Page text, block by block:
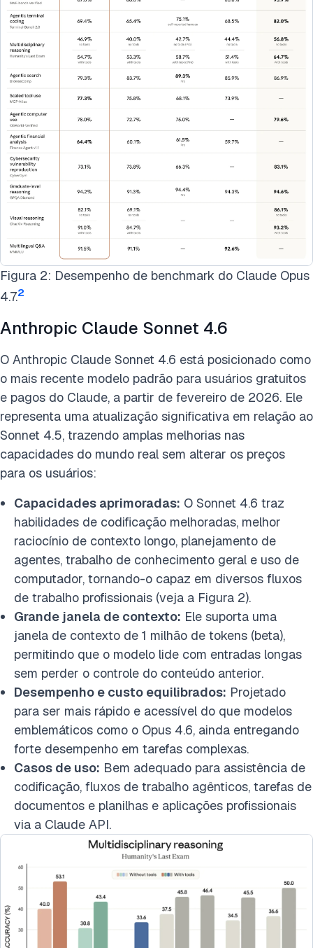
Figura 2: Desempenho de benchmark do Claude Opus
4.7.2
Anthropic Claude Sonnet 4.6
O Anthropic Claude Sonnet 4.6 está posicionado como
o mais recente modelo padrão para usuários gratuitos
e pagos do Claude, a partir de fevereiro de 2026. Ele
representa uma atualização significativa em relação ao
Sonnet 4.5, trazendo amplas melhorias nas
capacidades do mundo real sem alterar os preços
para os usuários:
Capacidades aprimoradas: O Sonnet 4.6 traz
habilidades de codificação melhoradas, melhor
raciocínio de contexto longo, planejamento de
agentes, trabalho de conhecimento geral e uso de
computador, tornando-o capaz em diversos fluxos
de trabalho profissionais (veja a Figura 2).
Grande janela de contexto: Ele suporta uma
janela de contexto de 1 milhão de tokens (beta),
permitindo que o modelo lide com entradas longas
sem perder o controle do conteúdo anterior.
Desempenho e custo equilibrados: Projetado
para ser mais rápido e acessível do que modelos
emblemáticos como o Opus 4.6, ainda entregando
forte desempenho em tarefas complexas.
Casos de uso: Bem adequado para assistência de
codificação, fluxos de trabalho agênticos, tarefas de
documentos e planilhas e aplicações profissionais
via a Claude API.